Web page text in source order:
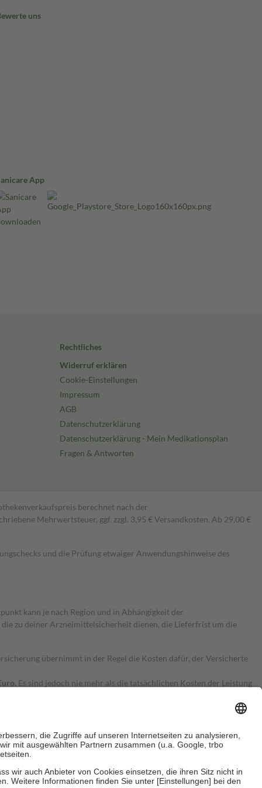
uns
App
Rechtliches
Widerruf erklären
Cookie-Einstellungen
Impressum
AGB
Datenschutzerklärung
Datenschutzerklärung - Mein Medikationsplan
Fragen & Antworten
berechnet nach der
Mehrwertsteuer, ggf. zzgl. 3,95 € Versandkosten. Ab 29,00 €
und die Prüfung etwaiger Anwendungshinweise des
kann je nach Region und in Abhängigkeit der
zu deiner Arzneimittelsicherheit dienen, die Lieferfrist um die
übernimmt in der Regel die Kosten dafür, der Versicherte
Es sind jedoch nie mehr als die tatsächlichen Kosten der Leistung
Zuzahlungen an bei: